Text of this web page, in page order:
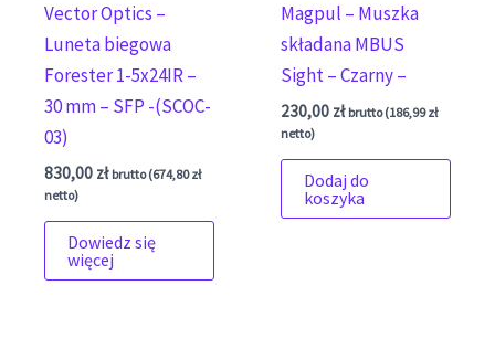
Vector Optics –
Luneta biegowa
Forester 1-5x24IR –
30 mm – SFP -(SCOC-
03)
830,00 zł brutto (674,80zł
netto)
Dowiedz się
więcej
Magpul – Muszka
składana MBUS
Sight – Czarny –
230,00 zł brutto (186,99zł
netto)
Dodaj do
koszyka